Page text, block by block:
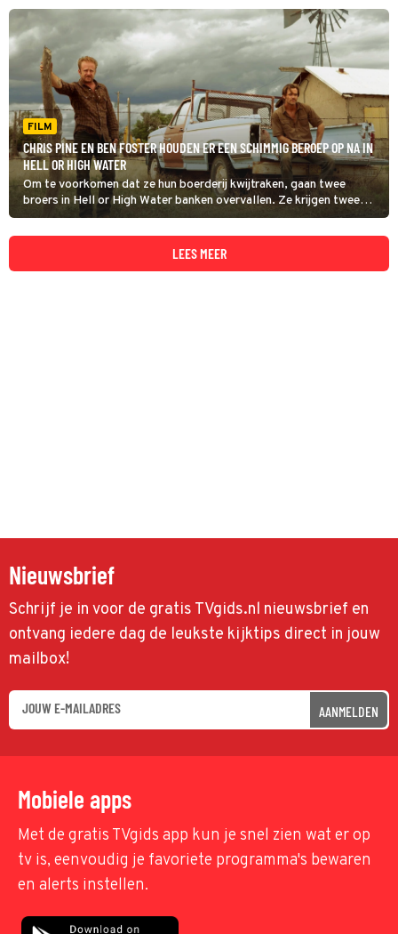
FILM
CHRIS PINE EN BEN FOSTER HOUDEN ER EEN SCHIMMIG BEROEP OP NA IN
HELL OR HIGH WATER
Om te voorkomen dat ze hun boerderij kwijtraken, gaan twee
broers in Hell or High Water banken overvallen. Ze krijgen twee
vasthoudende Texas Rangers achter zich aan.
LEES MEER
Nieuwsbrief
Schrijf je in voor de gratis TVgids.nl nieuwsbrief en
ontvang iedere dag de leukste kijktips direct in jouw
mailbox!
AANMELDEN
Mobiele apps
Met de gratis TVgids app kun je snel zien wat er op
tv is, eenvoudig je favoriete programma's bewaren
en alerts instellen.